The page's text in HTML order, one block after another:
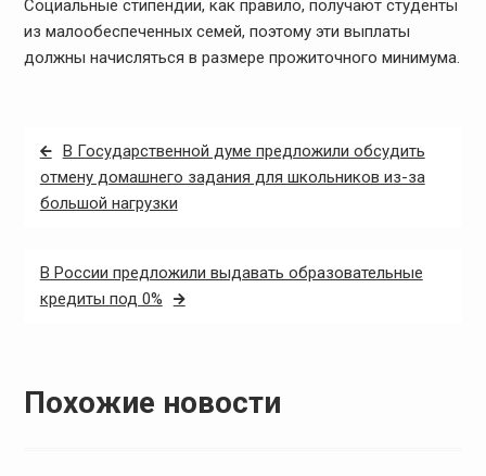
Социальные стипендии, как правило, получают студенты
из малообеспеченных семей, поэтому эти выплаты
должны начисляться в размере прожиточного минимума.
Навигация
по
записям
В Государственной думе предложили обсудить
отмену домашнего задания для школьников из-за
большой нагрузки
В России предложили выдавать образовательные
кредиты под 0%
Похожие новости